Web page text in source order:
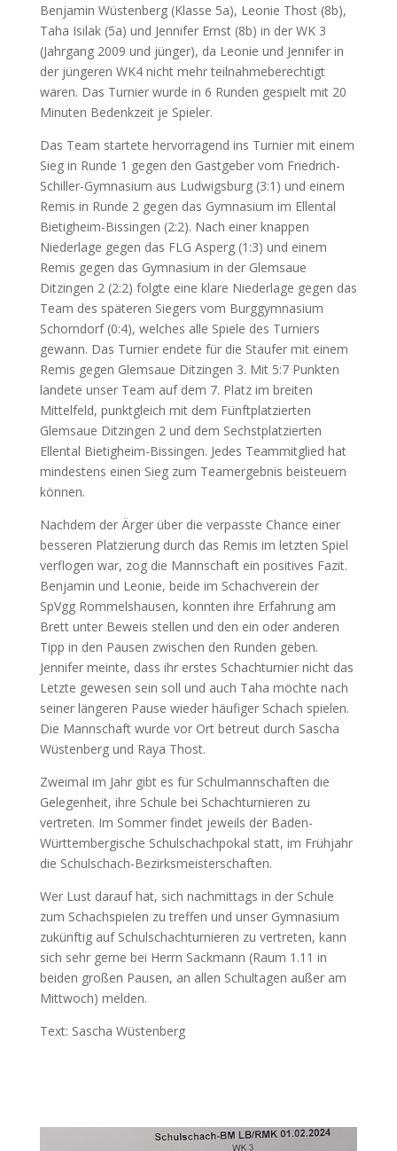
Benjamin Wüstenberg (Klasse 5a), Leonie Thost (8b),
Taha Isilak (5a) und Jennifer Ernst (8b) in der WK 3
(Jahrgang 2009 und jünger), da Leonie und Jennifer in
der jüngeren WK4 nicht mehr teilnahmeberechtigt
waren. Das Turnier wurde in 6 Runden gespielt mit 20
Minuten Bedenkzeit je Spieler.
Das Team startete hervorragend ins Turnier mit einem
Sieg in Runde 1 gegen den Gastgeber vom Friedrich-
Schiller-Gymnasium aus Ludwigsburg (3:1) und einem
Remis in Runde 2 gegen das Gymnasium im Ellental
Bietigheim-Bissingen (2:2). Nach einer knappen
Niederlage gegen das FLG Asperg (1:3) und einem
Remis gegen das Gymnasium in der Glemsaue
Ditzingen 2 (2:2) folgte eine klare Niederlage gegen das
Team des späteren Siegers vom Burggymnasium
Schorndorf (0:4), welches alle Spiele des Turniers
gewann. Das Turnier endete für die Staufer mit einem
Remis gegen Glemsaue Ditzingen 3. Mit 5:7 Punkten
landete unser Team auf dem 7. Platz im breiten
Mittelfeld, punktgleich mit dem Fünftplatzierten
Glemsaue Ditzingen 2 und dem Sechstplatzierten
Ellental Bietigheim-Bissingen. Jedes Teammitglied hat
mindestens einen Sieg zum Teamergebnis beisteuern
können.
Nachdem der Ärger über die verpasste Chance einer
besseren Platzierung durch das Remis im letzten Spiel
verflogen war, zog die Mannschaft ein positives Fazit.
Benjamin und Leonie, beide im Schachverein der
SpVgg Rommelshausen, konnten ihre Erfahrung am
Brett unter Beweis stellen und den ein oder anderen
Tipp in den Pausen zwischen den Runden geben.
Jennifer meinte, dass ihr erstes Schachturnier nicht das
Letzte gewesen sein soll und auch Taha möchte nach
seiner längeren Pause wieder häufiger Schach spielen.
Die Mannschaft wurde vor Ort betreut durch Sascha
Wüstenberg und Raya Thost.
Zweimal im Jahr gibt es für Schulmannschaften die
Gelegenheit, ihre Schule bei Schachturnieren zu
vertreten. Im Sommer findet jeweils der Baden-
Württembergische Schulschachpokal statt, im Frühjahr
die Schulschach-Bezirksmeisterschaften.
Wer Lust darauf hat, sich nachmittags in der Schule
zum Schachspielen zu treffen und unser Gymnasium
zukünftig auf Schulschachturnieren zu vertreten, kann
sich sehr gerne bei Herrn Sackmann (Raum 1.11 in
beiden großen Pausen, an allen Schultagen außer am
Mittwoch) melden.
Text: Sascha Wüstenberg